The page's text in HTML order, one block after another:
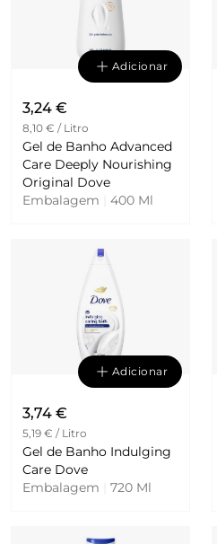
Adicionar
3,24 €
8,10 € / Litro
Gel de Banho Advanced
Care Deeply Nourishing
Original Dove
Embalagem
400 Ml
Adicionar
3,74 €
5,19 € / Litro
Gel de Banho Indulging
Care Dove
Embalagem
720 Ml